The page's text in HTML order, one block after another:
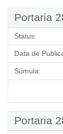
Portaria
Status:
Data de
Súmula:
Portaria